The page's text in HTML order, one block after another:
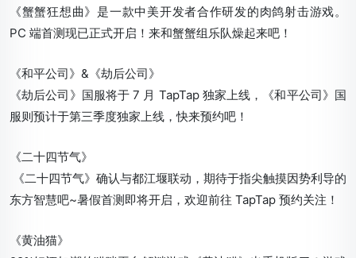
《蟹蟹狂想曲》是一款中美开发者合作研发的肉鸽射击游戏。
PC 端首测现已正式开启！来和蟹蟹组乐队燥起来吧！
《和平公司》&《劫后公司》
《劫后公司》国服将于 7 月 TapTap 独家上线，《和平公司》国
服则预计于第三季度独家上线，快来预约吧！
《二十四节气》
《二十四节气》确认与都江堰联动，期待于指尖触摸因势利导的
东方智慧吧~暑假首测即将开启，欢迎前往 TapTap 预约关注！
《黄油猫》